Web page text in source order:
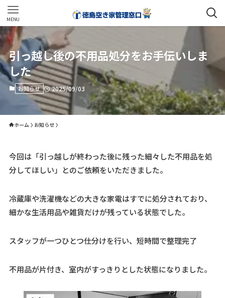
MENU
引っ越し後の不用品処分をお手伝いしま
した
お知らせ 2025/09/03
ホーム お知らせ
今回は「引っ越しが終わった後に残った細々した不用品を処
分してほしい」とのご依頼をいただきました。
冷蔵庫や洗濯機などの大きな家電はすでに処分されており、
細かな生活用品や雑貨だけが残っている状態でした。
スタッフが一つひとつ仕分けを行い、短時間で整理完了
不用品が片付き、室内がすっきりとした状態になりました。